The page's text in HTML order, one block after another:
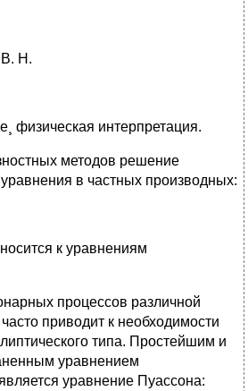
В. Н.
физическая интерпретация.
методов решение
в частных производных:
к уравнениям
процессов различной
приводит к необходимости
типа. Простейшим и
уравнением
уравнение Пуассона: